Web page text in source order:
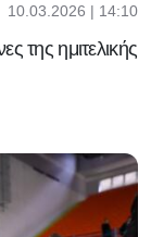
10.03.2026 | 14:10
της ημιτελικής